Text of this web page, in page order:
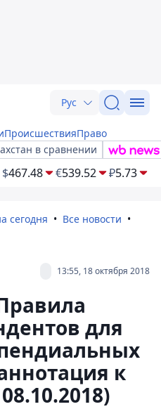
Рус
ПроисшествияПраво
в сравнении
$467.48 €539.52 ₽5.73
сегодня
Все новости
13:55, 18 октября 2018
для
к